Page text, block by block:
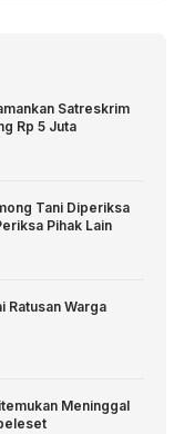
Satreskrim
Rp 5 Juta
Tani Diperiksa
Pihak Lain
Ratusan Warga
Meninggal